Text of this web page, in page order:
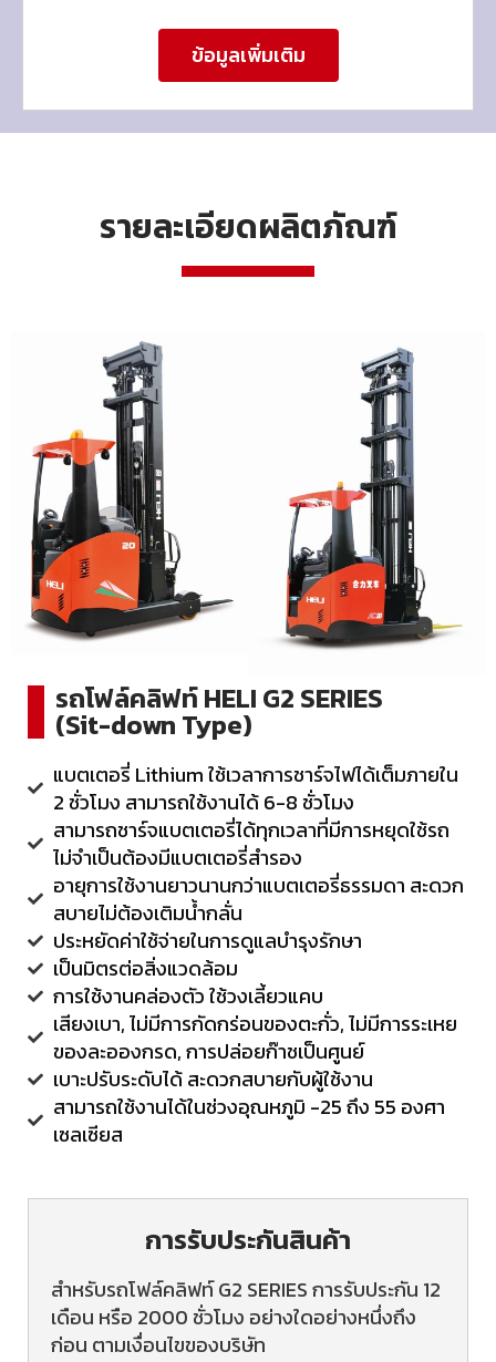
ข้อมูลเพิ่มเติม
รายละเอียดผลิตภัณฑ์
รถโฟล์คลิฟท์ HELI G2 SERIES
(Sit-down Type)
แบตเตอรี่ Lithium ใช้เวลาการชาร์จไฟได้เต็มภายใน
2 ชั่วโมง สามารถใช้งานได้ 6-8 ชั่วโมง
สามารถชาร์จแบตเตอรี่ได้ทุกเวลาที่มีการหยุดใช้รถ
ไม่จำเป็นต้องมีแบตเตอรี่สำรอง
อายุการใช้งานยาวนานกว่าแบตเตอรี่ธรรมดา สะดวก
สบายไม่ต้องเติมน้ำกลั่น
ประหยัดค่าใช้จ่ายในการดูแลบำรุงรักษา
เป็นมิตรต่อสิ่งแวดล้อม
การใช้งานคล่องตัว ใช้วงเลี้ยวแคบ
เสียงเบา, ไม่มีการกัดกร่อนของตะกั่ว, ไม่มีการระเหย
ของละอองกรด, การปล่อยก๊าชเป็นศูนย์
เบาะปรับระดับได้ สะดวกสบายกับผู้ใช้งาน
สามารถใช้งานได้ในช่วงอุณหภูมิ -25 ถึง 55 องศา
เซลเซียส
การรับประกันสินค้า
สำหรับรถโฟล์คลิฟท์ G2 SERIES การรับประกัน 12
เดือน หรือ 2000 ชั่วโมง อย่างใดอย่างหนึ่งถึง
ก่อน ตามเงื่อนไขของบริษัท